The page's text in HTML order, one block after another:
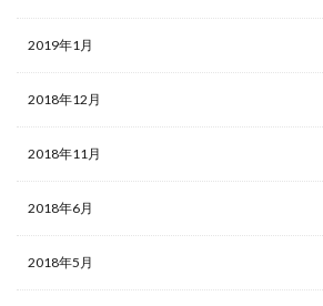
2019年1月
2018年12月
2018年11月
2018年6月
2018年5月